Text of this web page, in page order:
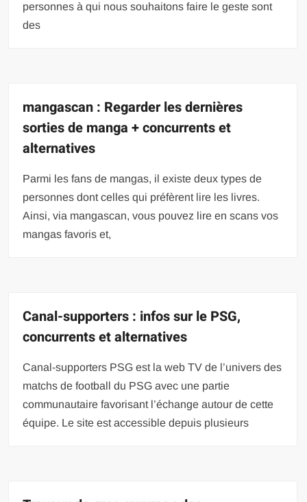
personnes à qui nous souhaitons faire le geste sont
des
mangascan : Regarder les dernières
sorties de manga + concurrents et
alternatives
Parmi les fans de mangas, il existe deux types de
personnes dont celles qui préfèrent lire les livres.
Ainsi, via mangascan, vous pouvez lire en scans vos
mangas favoris et,
Canal-supporters : infos sur le PSG,
concurrents et alternatives
Canal-supporters PSG est la web TV de l’univers des
matchs de football du PSG avec une partie
communautaire favorisant l’échange autour de cette
équipe. Le site est accessible depuis plusieurs